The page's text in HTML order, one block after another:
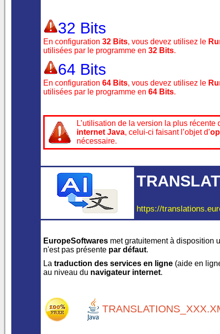
32 Bits
En configuration 32 Bits, vous devez utilisez le
utilisées par le programme en 32 Bits.
64 Bits
En configuration 64 Bits, vous devez utilisez le
utilisées par le programme en 64 Bits.
L’utilisation de la version la plus récente
internet Java, celui-ci faisant l’objet d’
nécessaire.
https://
EuropeSoftwares met gratuitement à disposition
n'est pas présente par défaut.
La traduction des services en ligne (aide en
au niveau du navigateur internet.